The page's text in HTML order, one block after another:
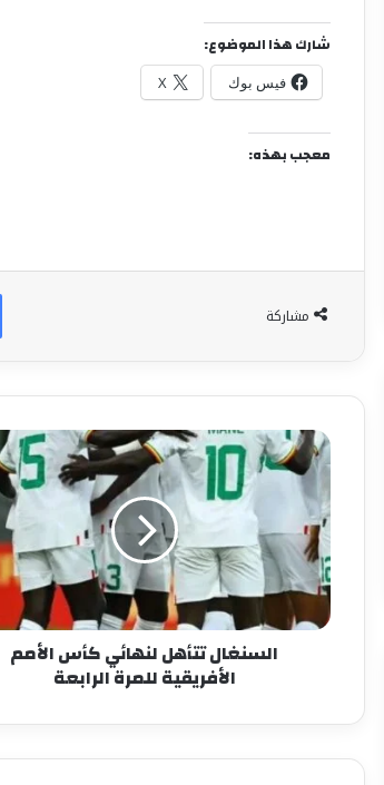
شارك هذا الموضوع:
فيس بوك X
معجب بهذه:
مشاركة
السنغال تتأهل لنهائي كأس الأمم
الأفريقية للمرة الرابعة